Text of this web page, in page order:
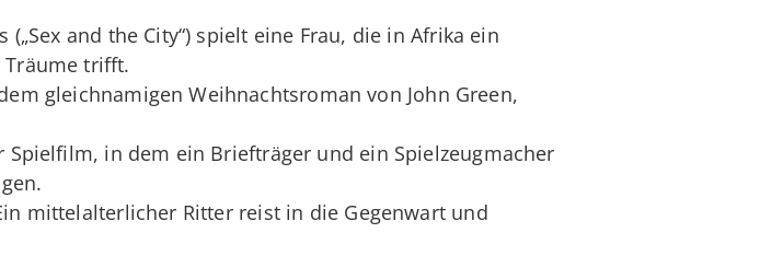
and the City“) spielt eine Frau, die in Afrika ein
trifft.
gleichnamigen Weihnachtsroman von John Green,
Spielfilm, in dem ein Briefträger und ein Spielzeugmacher
mittelalterlicher Ritter reist in die Gegenwart und